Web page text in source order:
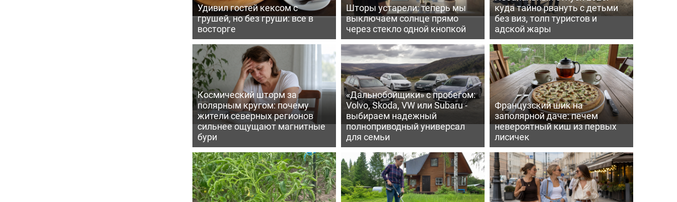
Удивил гостей кексом с
грушей, но без груши: все в
восторге
Шторы устарели: теперь мы
выключаем солнце прямо
через стекло одной кнопкой
куда тайно рвануть с детьми
без виз, толп туристов и
адской жары
Космический шторм за
полярным кругом: почему
жители северных регионов
сильнее ощущают магнитные
бури
«Дальнобойщики» с пробегом:
Volvo, Skoda, VW или Subaru -
выбираем надежный
полноприводный универсал
для семьи
Французский шик на
заполярной даче: печем
невероятный киш из первых
лисичек